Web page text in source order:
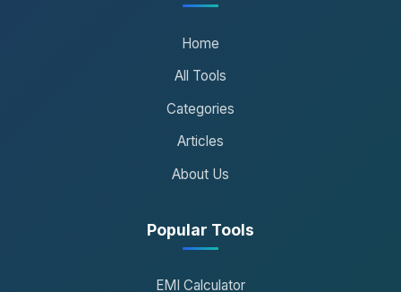
Home
All Tools
Categories
Articles
About Us
Popular Tools
EMI Calculator